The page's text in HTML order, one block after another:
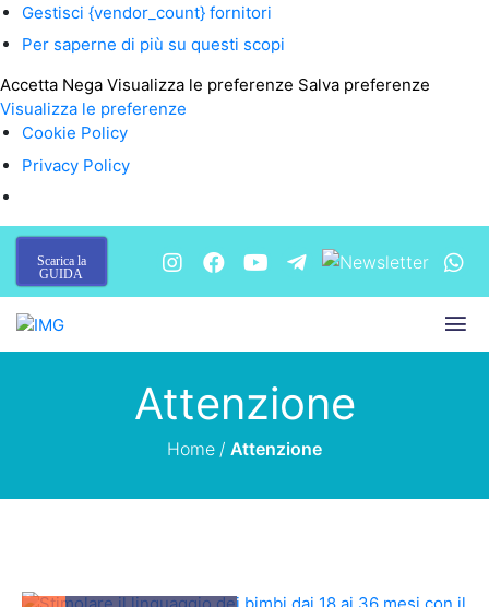
Gestisci {vendor_count} fornitori
Per saperne di più su questi scopi
Accetta Nega Visualizza le preferenze Salva preferenze
Visualizza le preferenze
Cookie Policy
Privacy Policy
Scarica la
GUIDA
Attenzione
Home / Attenzione